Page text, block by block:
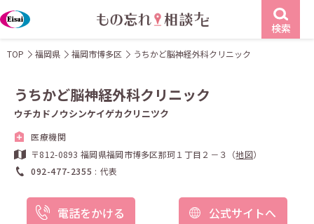
検索
TOP 福岡県 福岡市博多区 うちかど脳神経外科クリニック
うちかど脳神経外科クリニック
ウチカドノウシンケイゲカクリニツク
医療機関
〒812-0893 福岡県福岡市博多区那珂１丁目２－３（地図）
092-477-2355
代表
電話をかける 公式サイトへ